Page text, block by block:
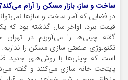
ساخت و ساز، بازار مسکن را آرام
در فضایی که آمار ساخت و ساز‌ها
قیمت ببرد، اواخر سال گذشته بود که
گفته چینی‌ها را می‌آوریم در تهران
تکنولوژی صنعتی سازی مسکن را نداریم.
است که چینی‌ها با روش‌های جدید
پایتخت خانه سازی می‌کنند و گفته